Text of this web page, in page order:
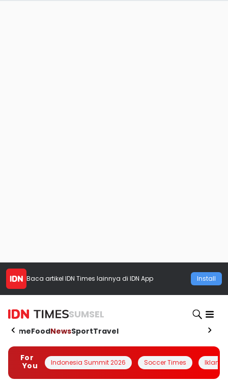
Baca artikel IDN Times lainnya di IDN App Install
SUMSEL
HomeFoodNewsSportTravel
For
You
Indonesia Summit 2026 Soccer Times Iklanin